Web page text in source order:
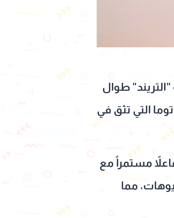
"التريند" طوال
التي تثق في
مستمراً مع
مما